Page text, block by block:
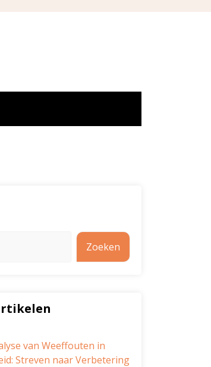
Zoeken
van Weeffouten in
Streven naar Verbetering